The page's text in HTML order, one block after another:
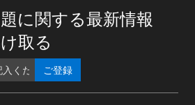
に関する最新情報
取る
ご登録